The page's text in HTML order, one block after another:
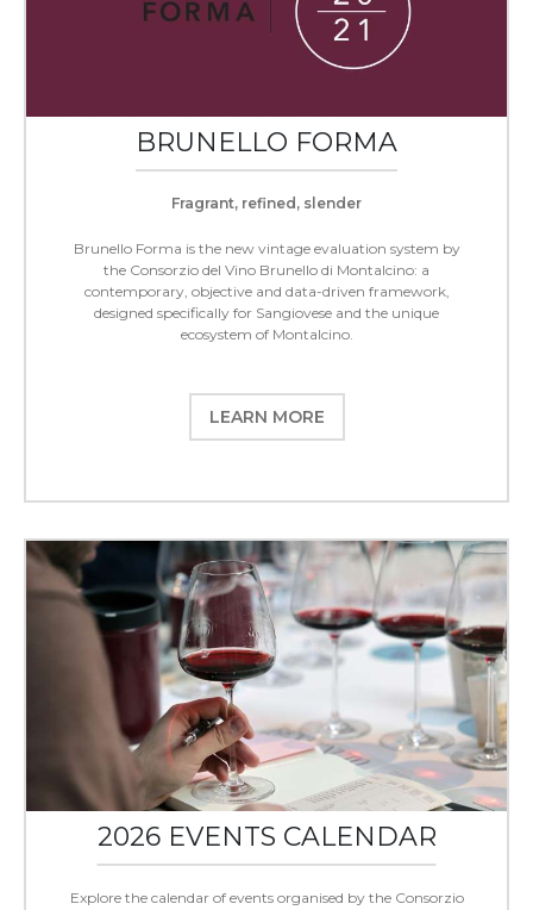
BRUNELLO FORMA
Fragrant, refined, slender
Brunello Forma is the new vintage evaluation system by
the Consorzio del Vino Brunello di Montalcino: a
contemporary, objective and data-driven framework,
designed specifically for Sangiovese and the unique
ecosystem of Montalcino.
LEARN MORE
2026 EVENTS CALENDAR
Explore the calendar of events organised by the Consorzio